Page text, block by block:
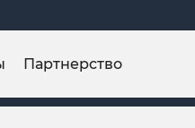
Партнерство